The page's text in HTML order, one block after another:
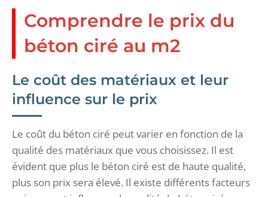
Comprendre le prix du
béton ciré au m2
Le coût des matériaux et leur
influence sur le prix
Le coût du béton ciré peut varier en fonction de la
qualité des matériaux que vous choisissez. Il est
évident que plus le béton ciré est de haute qualité,
plus son prix sera élevé. Il existe différents facteurs